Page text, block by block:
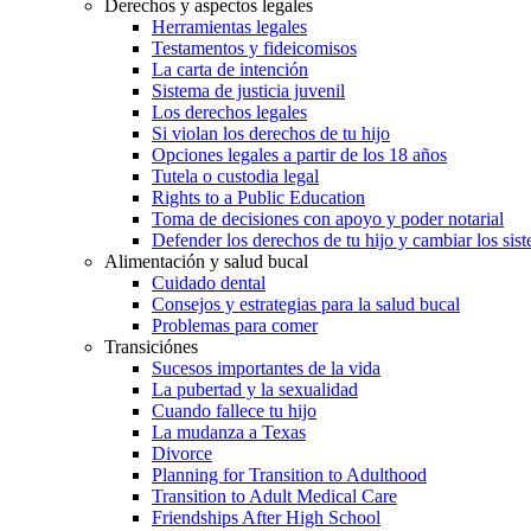
Derechos y aspectos legales
Herramientas legales
Testamentos y fideicomisos
La carta de intención
Sistema de justicia juvenil
Los derechos legales
Si violan los derechos de tu hijo
Opciones legales a partir de los 18 años
Tutela o custodia legal
Rights to a Public Education
Toma de decisiones con apoyo y poder notarial
Defender los derechos de tu hijo y cambiar los
Alimentación y salud bucal
Cuidado dental
Consejos y estrategias para la salud bucal
Problemas para comer
Transiciónes
Sucesos importantes de la vida
La pubertad y la sexualidad
Cuando fallece tu hijo
La mudanza a Texas
Divorce
Planning for Transition to Adulthood
Transition to Adult Medical Care
Friendships After High School